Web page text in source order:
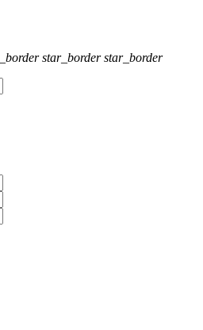
star_border star_border